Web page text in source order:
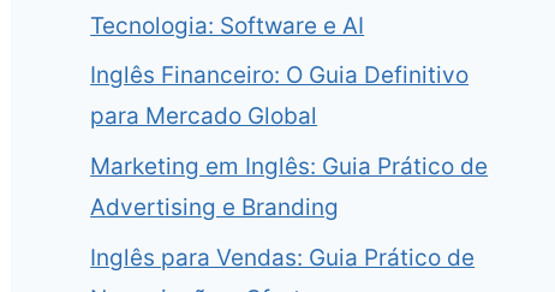
Tecnologia: Software e AI
Inglês Financeiro: O Guia Definitivo
para Mercado Global
Marketing em Inglês: Guia Prático de
Advertising e Branding
Inglês para Vendas: Guia Prático de